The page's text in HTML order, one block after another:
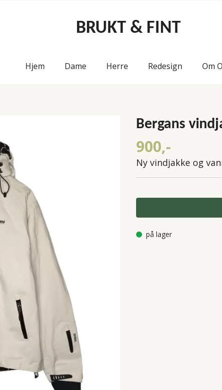
BRUKT & FINT
Hjem Dame Herre Redesign Om
Bergans
900,-
Ny vindjakke og
på lager